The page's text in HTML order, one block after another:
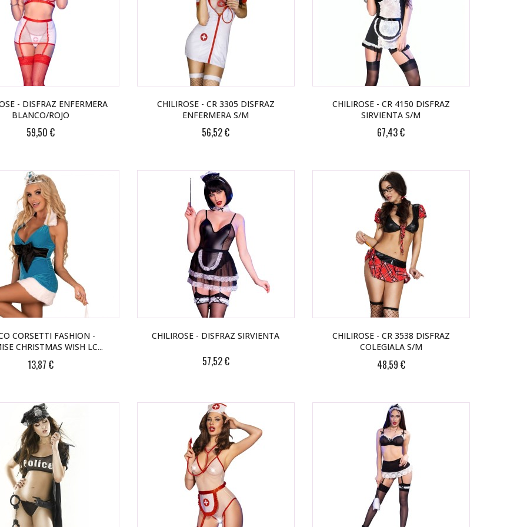
- DISFRAZ ENFERMERA
BLANCO/ROJO
59,50 €
CHILIROSE - CR 3305 DISFRAZ
ENFERMERA S/M
56,52 €
CHILIROSE - CR 4150 DISFRAZ
SIRVIENTA S/M
67,43 €
CORSETTI FASHION -
CHRISTMAS WISH LC...
13,87 €
CHILIROSE - DISFRAZ SIRVIENTA
57,52 €
CHILIROSE - CR 3538 DISFRAZ
COLEGIALA S/M
48,59 €